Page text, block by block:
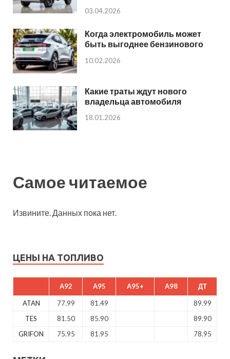
03.04.2026
Когда электромобиль может
быть выгоднее бензинового
10.02.2026
Какие траты ждут нового
владельца автомобиля
18.01.2026
Самое читаемое
Извините. Данных пока нет.
ЦЕНЫ НА ТОПЛИВО
A92 A95 A95+ A98 ДТ
ATAN 77.99 81.49
89.99
TES
81.50 85.90
89.90
GRIFON
75.95 81.95 78.95